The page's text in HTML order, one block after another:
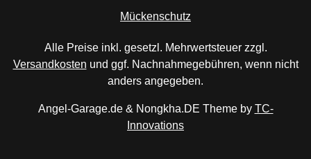
Mückenschutz
Alle Preise inkl. gesetzl. Mehrwertsteuer zzgl.
Versandkosten und ggf. Nachnahmegebühren, wenn nicht
anders angegeben.
Angel-Garage.de & Nongkha.DE Theme by TC-
Innovations